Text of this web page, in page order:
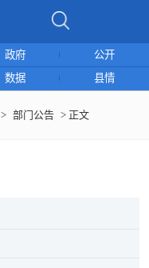
政府
公开
数据 县情
> 部门公告 > 正文